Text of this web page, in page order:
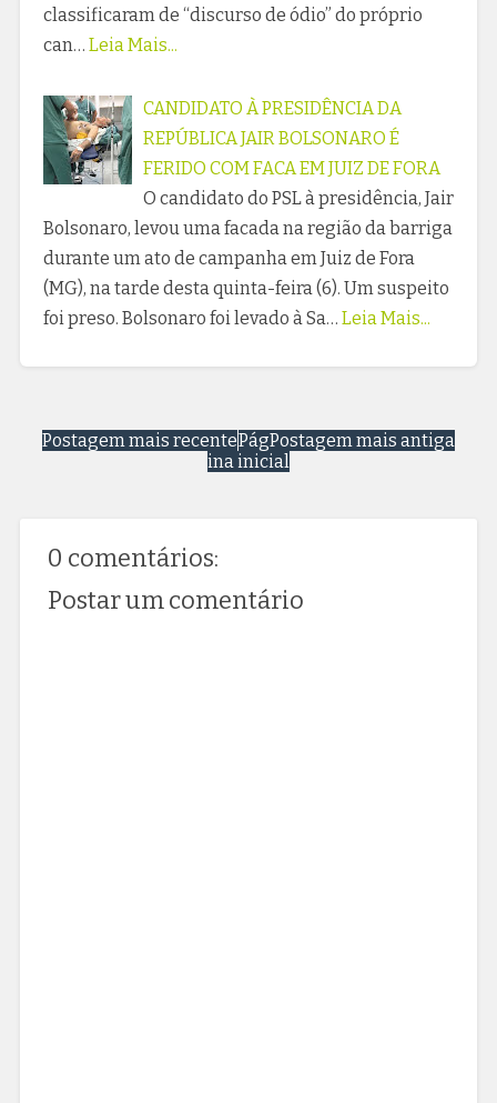
classificaram de “discurso de ódio” do próprio
can… Leia Mais...
CANDIDATO À PRESIDÊNCIA DA
REPÚBLICA JAIR BOLSONARO É
FERIDO COM FACA EM JUIZ DE FORA
O candidato do PSL à presidência, Jair
Bolsonaro, levou uma facada na região da barriga
durante um ato de campanha em Juiz de Fora
(MG), na tarde desta quinta-feira (6). Um suspeito
foi preso. Bolsonaro foi levado à Sa… Leia Mais...
Postagem mais recente Postagem mais antiga
Pág
ina inicial
0 comentários:
Postar um comentário